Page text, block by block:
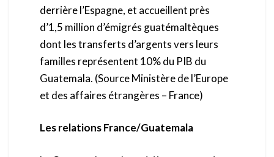
derrière l’Espagne, et accueillent près
d’1,5 million d’émigrés guatémaltèques
dont les transferts d’argents vers leurs
familles représentent 10% du PIB du
Guatemala. (Source Ministère de l’Europe
et des affaires étrangères – France)
Les relations France/Guatemala